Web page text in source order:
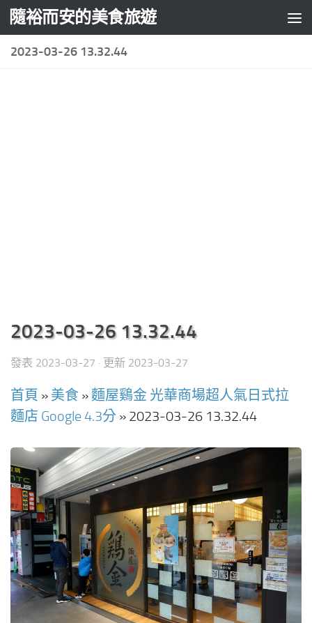
Skip to content
隨裕而安的美食旅遊
2023-03-26 13.32.44
2023-03-26 13.32.44
發表 2023-03-27 · 更新 2023-03-27
首頁 » 美食 »麵屋鷄金 光華商場超人氣日式拉
麵店 Google 4.3分 » 2023-03-26 13.32.44